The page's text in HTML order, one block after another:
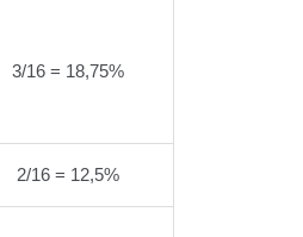
3/16 = 18,75%
2/16 = 12,5%